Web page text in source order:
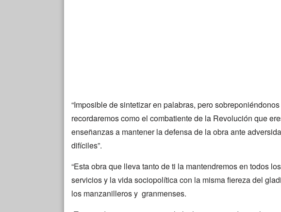
“Imposible de sintetizar en palabras, pero
recordaremos como el combatiente de la Revolución que
enseñanzas a mantener la defensa de la obra ante
difíciles”.
“Esta obra que lleva tanto de ti la mantendremos en todos
servicios y la vida sociopolítica con la misma fiereza del
los manzanilleros y granmenses.